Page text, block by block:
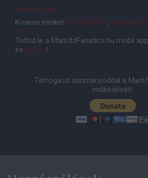
manutd.com
Kövess minket Facebookon,
is!
Töltsd le a ManUtdFanatics.hu mobil
és iOS-re!
Támogasd adományoddal a
működését!